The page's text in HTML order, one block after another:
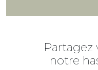
Partagez
notre